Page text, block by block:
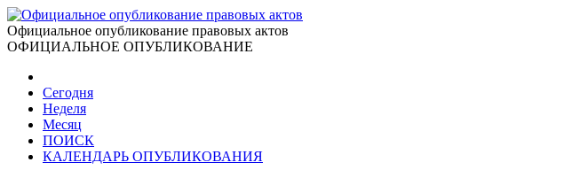
Официальное опубликование правовых актов
ОФИЦИАЛЬНОЕ ОПУБЛИКОВАНИЕ
Сегодня
Неделя
Месяц
ПОИСК
КАЛЕНДАРЬ ОПУБЛИКОВАНИЯ